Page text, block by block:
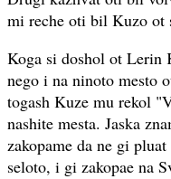
mi reche oti bil Kuzo ot
Koga si doshol ot Lerin
nego i na ninoto mesto
togash Kuze mu rekol
nashite mesta. Jaska
zakopame da ne gi
seloto, i gi zakopae na